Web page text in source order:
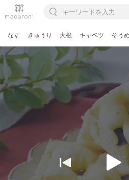
なす きゅうり 大根 キャベツ そう